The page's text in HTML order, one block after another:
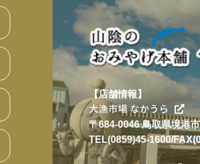
【店舗情報】
大漁市場 なかうら
〒684-0046 鳥取県境港
TEL(0859)45-1600/